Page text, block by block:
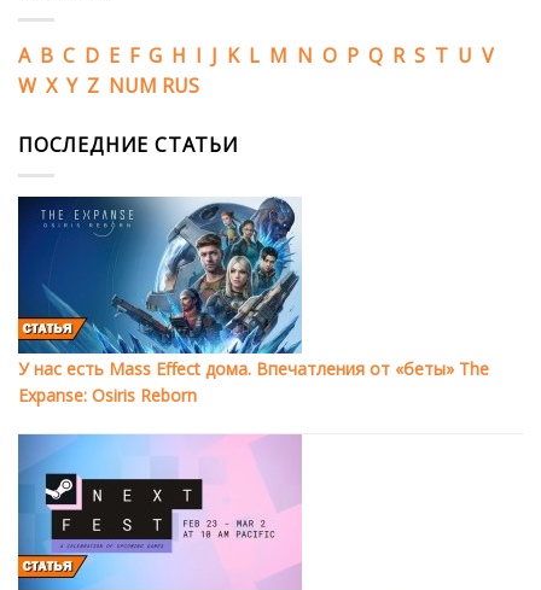
A B C D E F G H I J K L M N O P Q R S T U V
W X Y Z NUM RUS
ПОСЛЕДНИЕ СТАТЬИ
У нас есть Mass Effect дома. Впечатления от «беты» The
Expanse: Osiris Reborn